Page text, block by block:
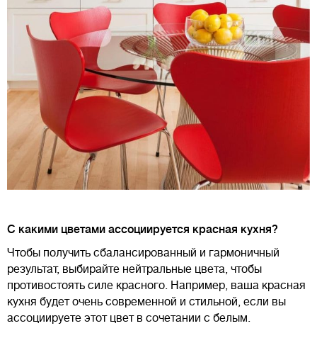
С какими цветами ассоциируется красная кухня?
Чтобы получить сбалансированный и гармоничный
результат, выбирайте нейтральные цвета, чтобы
противостоять силе красного. Например, ваша красная
кухня будет очень современной и стильной, если вы
ассоциируете этот цвет в сочетании с белым.